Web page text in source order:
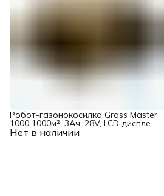
Нет в наличии
Робот-газонокосилка Grass Master
1000 1000м², 3Ач, 28V, LCD дисплей,
Wi-Fi Denzel